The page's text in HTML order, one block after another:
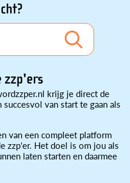
zzp'ers
krijg je direct de
van start te gaan als
van een compleet platform
zzp'er. Het doel is om jou als
laten starten en daarmee